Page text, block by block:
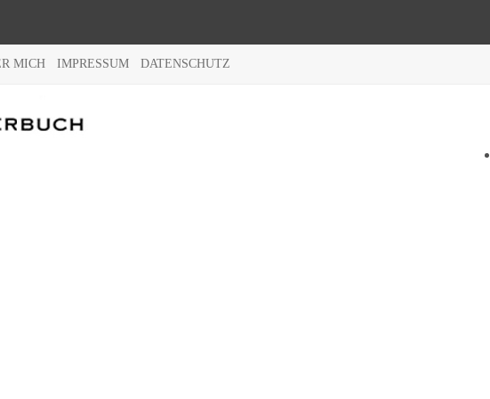
MICH IMPRESSUM DATENSCHUTZ